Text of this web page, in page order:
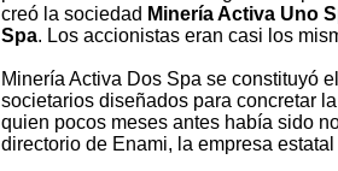
creó la sociedad Minería Activa Uno
Spa. Los accionistas eran casi los
Minería Activa Dos Spa se constituyó
societarios diseñados para concretar
quien pocos meses antes había sido
directorio de Enami, la empresa